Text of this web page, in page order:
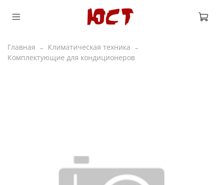
Главная
Климатическая техника
Комплектующие для кондиционеров